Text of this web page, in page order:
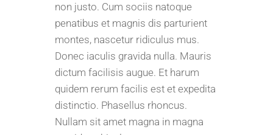
non justo. Cum sociis natoque
penatibus et magnis dis parturient
montes, nascetur ridiculus mus.
Donec iaculis gravida nulla. Mauris
dictum facilisis augue. Et harum
quidem rerum facilis est et expedita
distinctio. Phasellus rhoncus.
Nullam sit amet magna in magna